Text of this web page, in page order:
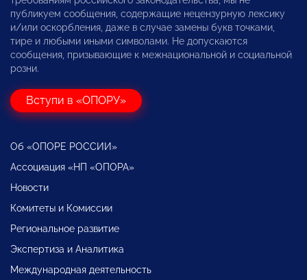
публикуем сообщения, содержащие нецензурную лексику
и/или оскорбления, даже в случае замены букв точками,
тире и любыми иными символами. Не допускаются
сообщения, призывающие к межнациональной и социальной
розни.
Вступи в «ОПОРУ»
Об «ОПОРЕ РОССИИ»
Ассоциация «НП «ОПОРА»
Новости
Комитеты и Комиссии
Региональное развитие
Экспертиза и Аналитика
Международная деятельность